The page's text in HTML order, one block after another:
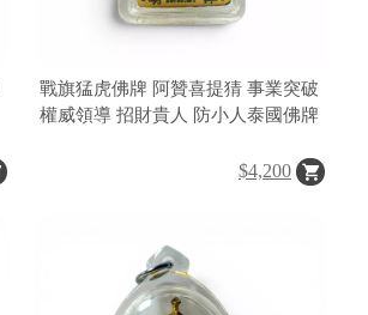
戰旗猛虎佛牌 阿贊喜提猜 事業突破
權威領導 招財貴人 防小人泰國佛牌
$4,200